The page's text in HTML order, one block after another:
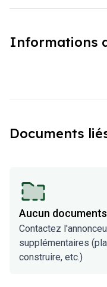
Informations
Documents
Aucun
Contactez
supplémentaires
construire, etc.)